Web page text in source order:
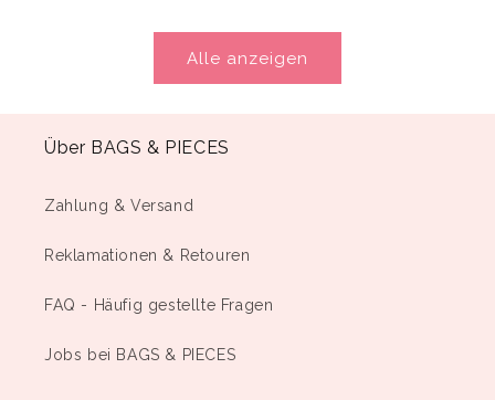
Alle anzeigen
Über BAGS & PIECES
Zahlung & Versand
Reklamationen & Retouren
FAQ - Häufig gestellte Fragen
Jobs bei BAGS & PIECES